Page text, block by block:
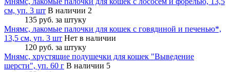
см, уп. 3 шт В наличии 2
135 руб. за штуку
Мнямс, лакомые палочки для кошек с говядиной и печенью*,
13,5 см, уп. 3 шт Нет в наличии
120 руб. за штуку
Мнямс, хрустящие подушечки для кошек "Выведение
шерсти", уп. 60 г В наличии 5